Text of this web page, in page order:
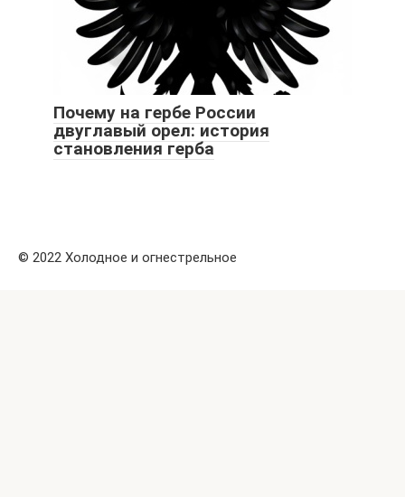
Почему на гербе России
двуглавый орел: история
становления герба
© 2022 Холодное и огнестрельное